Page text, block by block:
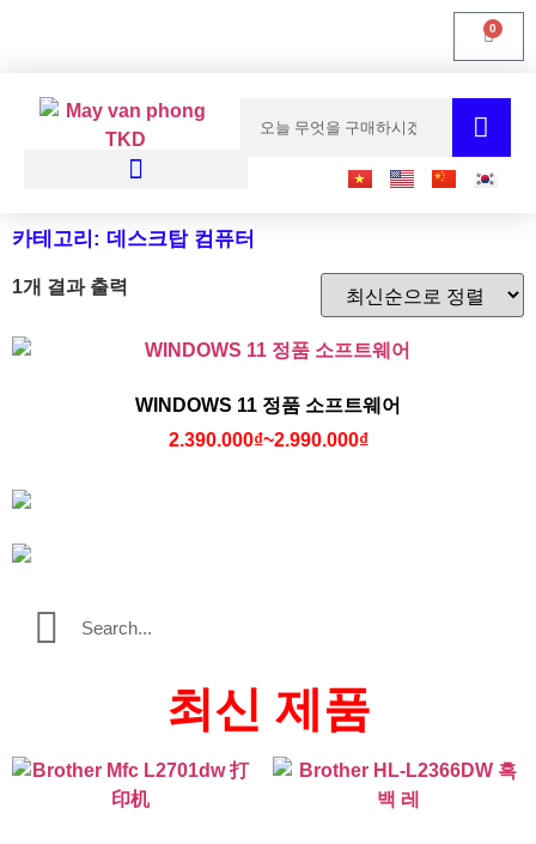
0
카테고리: 데스크탑 컴퓨터
1개 결과 출력
WINDOWS 11 정품 소프트웨어
2.390.000₫~2.990.000₫
최신 제품